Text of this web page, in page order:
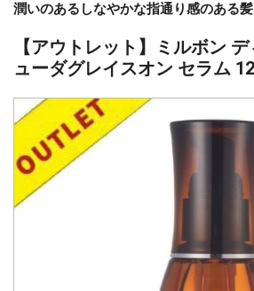
潤いのあるしなやかな指通り感のある
【アウトレット】ミルボン
ューダグレイスオン セラム